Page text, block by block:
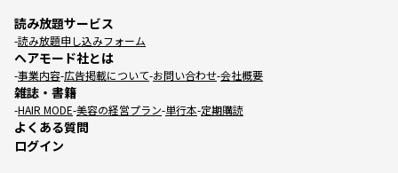
読み放題サービス
読み放題申し込みフォーム
ヘアモード社とは
事業内容 広告掲載について お問い合わせ 会社概要
雑誌・書籍
HAIR MODE 美容の経営プラン 単行本 定期購読
よくある質問
ログイン